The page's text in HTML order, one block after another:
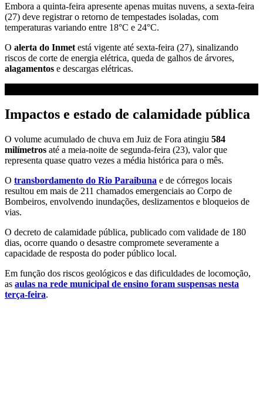
Embora a quinta-feira apresente apenas muitas nuvens, a sexta-feira
(27) deve registrar o retorno de tempestades isoladas, com
temperaturas variando entre 18°C e 24°C.
O alerta do Inmet está vigente até sexta-feira (27), sinalizando
riscos de corte de energia elétrica, queda de galhos de árvores,
alagamentos e descargas elétricas.
Impactos e estado de calamidade pública
O volume acumulado de chuva em Juiz de Fora atingiu 584
milímetros até a meia-noite de segunda-feira (23), valor que
representa quase quatro vezes a média histórica para o mês.
O transbordamento do Rio Paraibuna e de córregos locais
resultou em mais de 211 chamados emergenciais ao Corpo de
Bombeiros, envolvendo inundações, deslizamentos e bloqueios de
vias.
O decreto de calamidade pública, publicado com validade de 180
dias, ocorre quando o desastre compromete severamente a
capacidade de resposta do poder público local.
Em função dos riscos geológicos e das dificuldades de locomoção,
as aulas na rede municipal de ensino foram suspensas nesta
terça-feira.